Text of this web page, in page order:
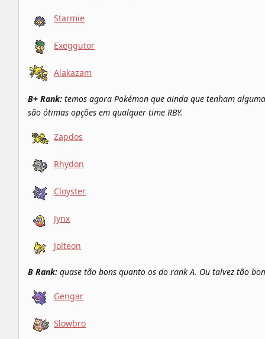
Starmie
Exeggutor
Alakazam
B+ Rank:temos agora Pokémon que ainda que tenham
são ótimas opções em qualquer time RBY.
Zapdos
Rhydon
Cloyster
Jynx
Jolteon
B Rank:quase tão bons quanto os do rank A. Ou talvez tão
Gengar
Slowbro